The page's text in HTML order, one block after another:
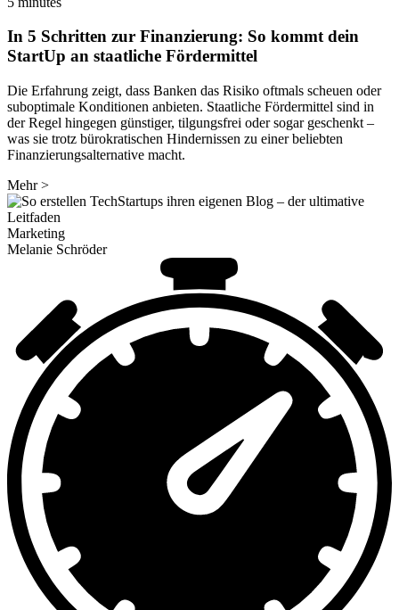
In 5 Schritten zur Finanzierung: So kommt dein
StartUp an staatliche Fördermittel
Die Erfahrung zeigt, dass Banken das Risiko oftmals scheuen oder
suboptimale Konditionen anbieten. Staatliche Fördermittel sind in
der Regel hingegen günstiger, tilgungsfrei oder sogar geschenkt –
was sie trotz bürokratischen Hindernissen zu einer beliebten
Finanzierungsalternative macht.
Mehr>
Marketing
Melanie Schröder